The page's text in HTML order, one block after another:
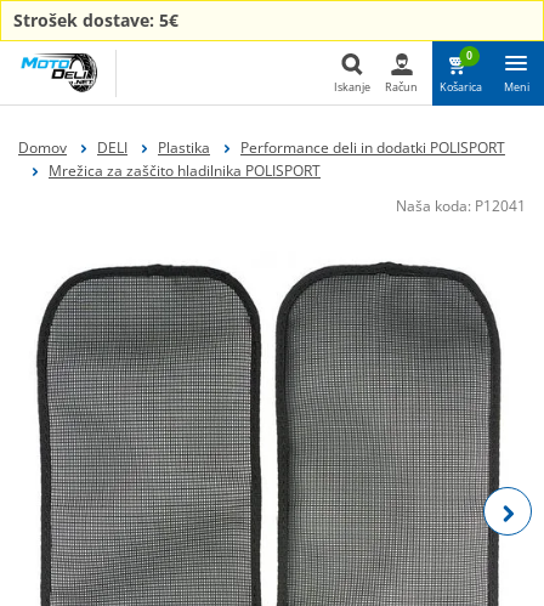
Strošek dostave: 5€
Iskanje
Iskanje Račun
0
Košarica Meni
Domov DELI Plastika
Performance deli in dodatki POLISPORT
Mrežica za zaščito hladilnika POLISPORT
Naša koda: P12041